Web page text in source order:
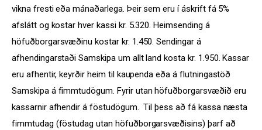
vikna fresti eða mánaðarlega. Þeir sem eru í áskrift fá 5%
afslátt og kostar hver kassi kr. 5.320. Heimsending á
höfuðborgarsvæðinu kostar kr. 1.450. Sendingar á
afhendingarstaði Samskipa um allt land kosta kr. 1.950. Kassar
eru afhentir, keyrðir heim til kaupenda eða á flutningastöð
Samskipa á fimmtudögum. Fyrir utan höfuðborgarsvæðið eru
kassarnir afhendir á föstudögum. Til þess að fá kassa næsta
fimmtudag (föstudag utan höfuðborgarsvæðisins) þarf að